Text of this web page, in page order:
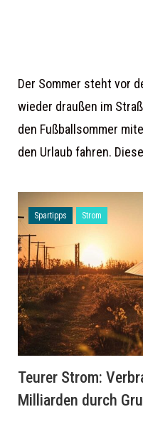
Der Sommer steht vor
wieder draußen im
den Fußballsommer
den Urlaub fahren.
Spartipps Strom
Teurer Strom:
Milliarden durch